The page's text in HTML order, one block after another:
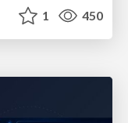
1 450